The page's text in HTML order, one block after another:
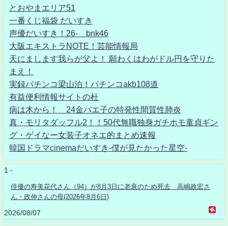
とおやまエリア51
一番くじ福袋 だいすき
声優だいすき！26- bnk46
大阪エキストラNOTE！芸能情報局
天にまします我らが父よ！ 願わくはわがドル円を守りた
まえ！
実録パチンコ梁山泊！パチンコakb108道
有益便利情報サイトの杜
病は木から！ 24金バエ子の特発性間質性肺炎
真・モリタダッフル2！！50代無職独身ガチホモ童貞ギン
グ・ゲイなー女装子オネエ的まとめ速報
韓国ドラマcinemaだいすき-僕が見たかった星空-
1 -
俳優の寿美花代さん（94）が8月3日に老衰のため死去 高嶋政宏さ
ん・政伸さんの母(2026年8月6日)
2026/08/07